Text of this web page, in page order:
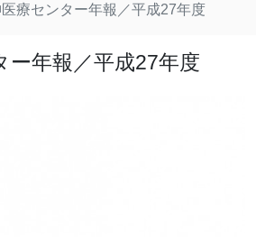
療センター年報／平成27年度
ー年報／平成27年度